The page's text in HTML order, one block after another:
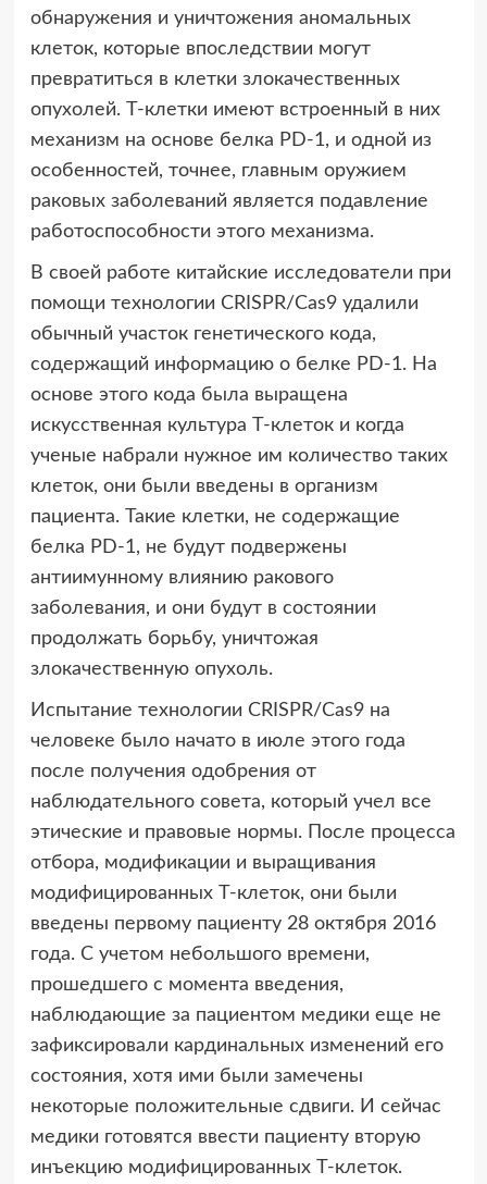
обнаружения и уничтожения аномальных
клеток, которые впоследствии могут
превратиться в клетки злокачественных
опухолей. Т-клетки имеют встроенный в них
механизм на основе белка PD-1, и одной из
особенностей, точнее, главным оружием
раковых заболеваний является подавление
работоспособности этого механизма.
В своей работе китайские исследователи при
помощи технологии CRISPR/Cas9 удалили
обычный участок генетического кода,
содержащий информацию о белке PD-1. На
основе этого кода была выращена
искусственная культура Т-клеток и когда
ученые набрали нужное им количество таких
клеток, они были введены в организм
пациента. Такие клетки, не содержащие
белка PD-1, не будут подвержены
антиимунному влиянию ракового
заболевания, и они будут в состоянии
продолжать борьбу, уничтожая
злокачественную опухоль.
Испытание технологии CRISPR/Cas9 на
человеке было начато в июле этого года
после получения одобрения от
наблюдательного совета, который учел все
этические и правовые нормы. После процесса
отбора, модификации и выращивания
модифицированных Т-клеток, они были
введены первому пациенту 28 октября 2016
года. С учетом небольшого времени,
прошедшего с момента введения,
наблюдающие за пациентом медики еще не
зафиксировали кардинальных изменений его
состояния, хотя ими были замечены
некоторые положительные сдвиги. И сейчас
медики готовятся ввести пациенту вторую
инъекцию модифицированных Т-клеток.